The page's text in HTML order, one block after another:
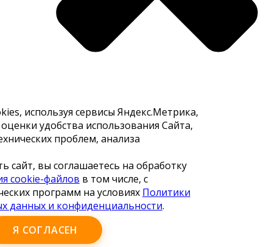
используя сервисы Яндекс.Метрика,
удобства использования Сайта,
проблем, анализа
сайт, вы соглашаетесь на обработку
cookie-файлов в том числе, с
программ на условиях Политики
данных и конфиденциальности.
Я СОГЛАСЕН